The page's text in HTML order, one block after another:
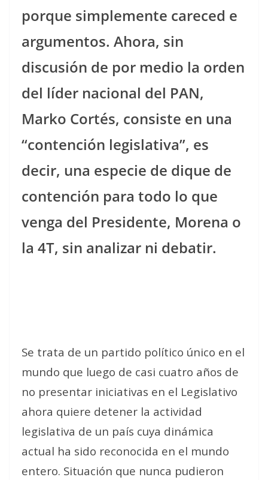
porque simplemente careced e
argumentos. Ahora, sin
discusión de por medio la orden
del líder nacional del PAN,
Marko Cortés, consiste en una
“contención legislativa”, es
decir, una especie de dique de
contención para todo lo que
venga del Presidente, Morena o
la 4T, sin analizar ni debatir.
Se trata de un partido político único en el
mundo que luego de casi cuatro años de
no presentar iniciativas en el Legislativo
ahora quiere detener la actividad
legislativa de un país cuya dinámica
actual ha sido reconocida en el mundo
entero. Situación que nunca pudieron